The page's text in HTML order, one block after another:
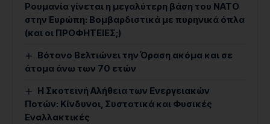
Ρουμανία γίνεται η μεγαλύτερη βάση του ΝΑΤΟ
στην Ευρώπη: Βομβαρδιστικά με πυρηνικά όπλα
(και οι ΠΡΟΦΗΤΕΙΕΣ;)
Βότανο Βελτιώνει την Όραση ακόμα και σε
άτομα άνω των 70 ετών
Η Σκοτεινή Αλήθεια των Ενεργειακών
Ποτών: Κίνδυνοι, Συστατικά και Φυσικές
Εναλλακτικές